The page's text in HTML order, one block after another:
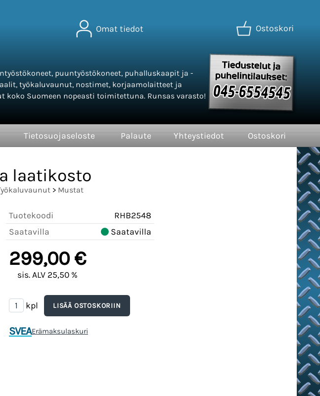
Omat tiedot Ostoskori
puuntyöstökoneet, puhalluskaapit ja -
työkaluvaunut, nostimet, korjaamolaitteet ja
koko Suomeen nopeasti toimitettuna. Runsas varasto!
Tietosuojaseloste Palaute Yhteystiedot Ostoskori
laatikosto
> Mustat
Tuotekoodi
RHB2548
Saatavilla
Saatavilla
299,00 €
sis. ALV 25,50 %
kpl
SVEAErämaksulaskuri